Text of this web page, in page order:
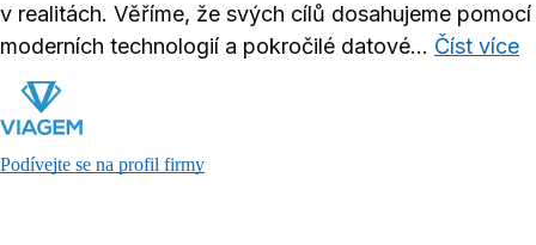
v realitách. Věříme, že svých cílů dosahujeme pomocí
moderních technologií a pokročilé datové... Číst více
Podívejte se na profil firmy